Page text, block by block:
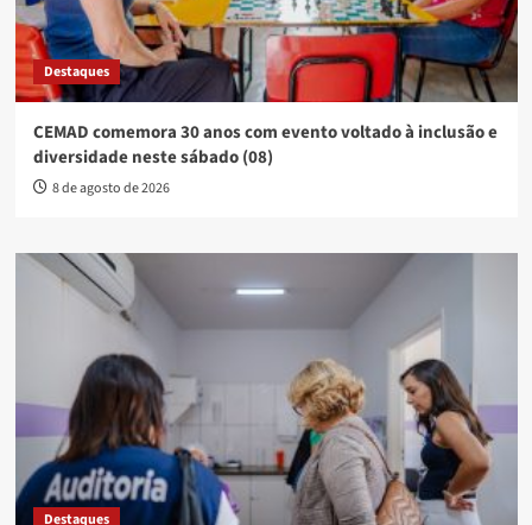
Destaques
CEMAD comemora 30 anos com evento voltado à inclusão e
diversidade neste sábado (08)
8 de agosto de 2026
Destaques